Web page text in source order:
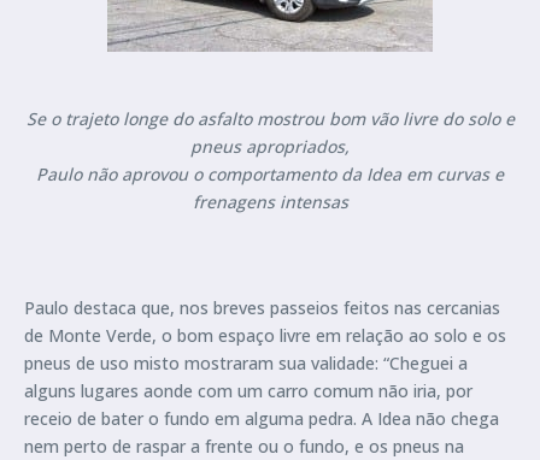
Se o trajeto longe do asfalto mostrou bom vão livre do solo e
pneus apropriados,
Paulo não aprovou o comportamento da Idea em curvas e
frenagens intensas
Paulo destaca que, nos breves passeios feitos nas cercanias
de Monte Verde, o bom espaço livre em relação ao solo e os
pneus de uso misto mostraram sua validade: “Cheguei a
alguns lugares aonde com um carro comum não iria, por
receio de bater o fundo em alguma pedra. A Idea não chega
nem perto de raspar a frente ou o fundo, e os pneus na